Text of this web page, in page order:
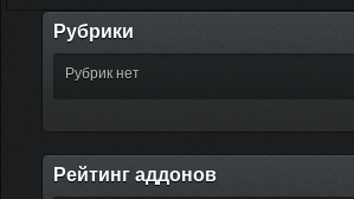
Тактика Фэн
Проклятый
Рубрики
Рубрик нет
Рейтинг аддонов